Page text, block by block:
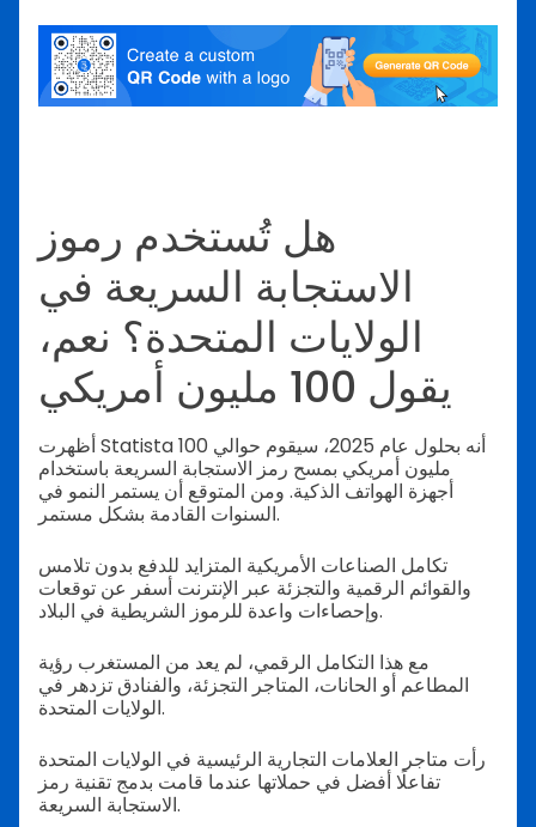
هل تُستخدم رموز
الاستجابة السريعة في
الولايات المتحدة؟ نعم،
يقول 100 مليون أمريكي
أظهرت Statista أنه بحلول عام 2025، سيقوم حوالي 100
مليون أمريكي بمسح رمز الاستجابة السريعة باستخدام
أجهزة الهواتف الذكية. ومن المتوقع أن يستمر النمو في
السنوات القادمة بشكل مستمر.
تكامل الصناعات الأمريكية المتزايد للدفع بدون تلامس
والقوائم الرقمية والتجزئة عبر الإنترنت أسفر عن توقعات
وإحصاءات واعدة للرموز الشريطية في البلاد.
مع هذا التكامل الرقمي، لم يعد من المستغرب رؤية
المطاعم أو الحانات، المتاجر التجزئة، والفنادق تزدهر في
الولايات المتحدة.
رأت متاجر العلامات التجارية الرئيسية في الولايات المتحدة
تفاعلًا أفضل في حملاتها عندما قامت بدمج تقنية رمز
الاستجابة السريعة.